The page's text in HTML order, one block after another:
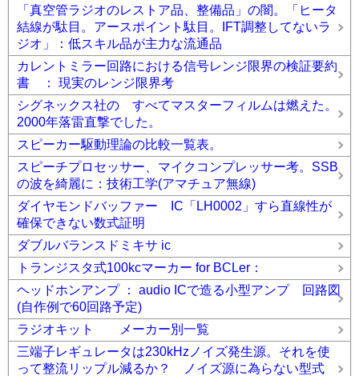
「真空管ラジオのレストア品、整備品」の闇。「ヒータ
結線が駄目。アースポイント駄目。IFT調整してないラ
ジオ」：低スキル品が主力な流通品
カレントミラー回路における信号レンジ限界の検証要約
書 ： 現実のレンジ限界考
シグネックス社の すべてマスターフィルムは燃えた。
2000年落雷直撃でした。
スピーカー駆動理論の比較一覧表。
スピーチプロセッサー、マイクコンプレッサー考。SSB
の波を綺麗に：技術工学(アマチュア無線)
ダイヤモンドバッファー IC「LH0002」すら直線性が
確保できない数式証明
ダブルバランスドミキサ ic
トランジスタ式100kcマーカー for BCLer：
ヘッドホンアンプ ： audio ICで造る小型アンプ 回路図
(自作例で60回路予定)
ラジオキット メーカー別一覧
三端子レギュレータは230kHzノイズ発生源。それを使
って整流リップル減るか？ ノイズ源に為らない型式